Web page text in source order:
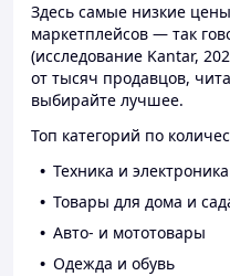
Здесь самые низкие
маркетплейсов — так
(исследование Kantar,
от тысяч продавцов,
выбирайте лучшее.
Топ категорий по
Техника и электроника
Товары для дома и
Авто- и мототовары
Одежда и обувь